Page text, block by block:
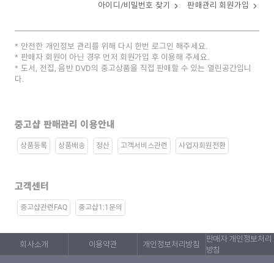
아이디/비밀번호 찾기 판매관리 회원가입
안전한 개인정보 관리를 위해 다시 한번 로그인 해주세요.
판매자 회원이 아닌 경우 먼저 회원가입 후 이용해 주세요.
도서, 전집, 음반 DVD의 중고상품을 직접 판매할 수 있는 열린공간입니
다.
중고샵 판매관리 이용안내
상품등록 상품배송 정산 고객서비스관련 사업자회원전환
고객센터
중고샵관련FAQ 중고샵1:1문의
회사소개 이용약관 개인정보처리방침
판매자 개인정보처리
방침